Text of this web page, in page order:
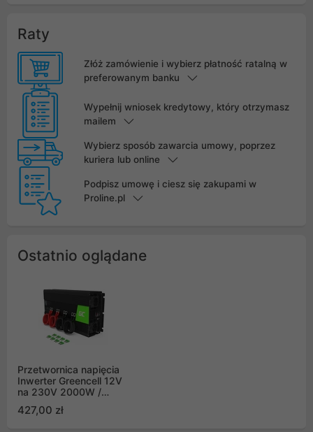
Raty
Złóż zamówienie i wybierz płatność ratalną w
preferowanym banku
Wypełnij wniosek kredytowy, który otrzymasz
mailem
Wybierz sposób zawarcia umowy, poprzez
kuriera lub online
Podpisz umowę i ciesz się zakupami w
Proline.pl
Ostatnio oglądane
Przetwornica napięcia
Inwerter Greencell 12V
na 230V 2000W /
sinusoida
427,00 zł